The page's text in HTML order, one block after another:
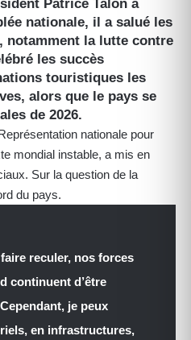
Patrice Talon a
nationale, il a salué les
notamment la lutte contre
les succès
touristiques les
alors que le pays se
de 2026.
nationale pour
mondial instable, a mis en
Sur la question de la
du pays.
reculer, nos forces
continuent d’être
je peux
en infrastructures,